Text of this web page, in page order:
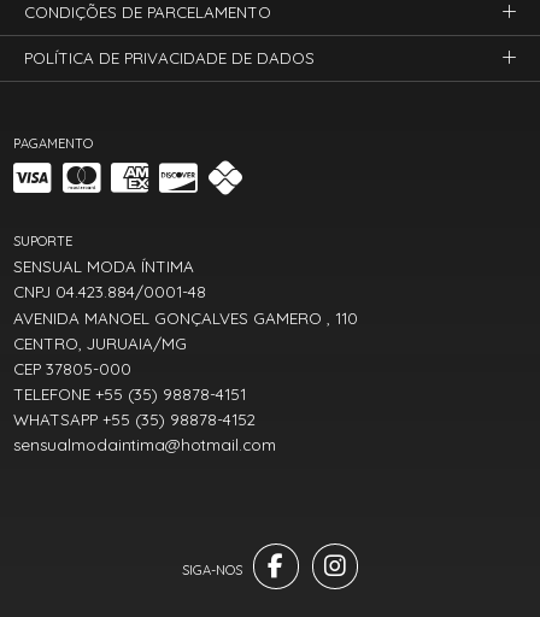
PAGAMENTO
SUPORTE
SENSUAL MODA ÍNTIMA
CNPJ 04.423.884/0001-48
AVENIDA MANOEL GONÇALVES GAMERO , 110
CENTRO, JURUAIA/MG
CEP 37805-000
TELEFONE +55 (35) 98878-4151
WHATSAPP +55 (35) 98878-4152
sensualmodaintima@hotmail.com
CONDIÇÕES DE PARCELAMENTO
POLÍTICA DE PRIVACIDADE DE DADOS